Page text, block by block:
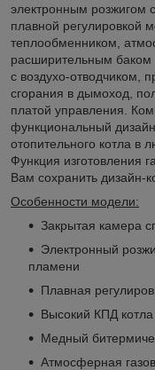
электронным розжигом
плавной регулировкой
теплообменником,
расширительным баком
с воздухо-отводчиком,
сгорания в дымоход,
платой управления.
функциональный
отопительного котла в
Функция изготовления
Вам сохранить дизайн-
Особенности модели:
Закрытая камера
Электронный
пламени
Плавная
Высокий КПД котла
Медный
Атмосферная